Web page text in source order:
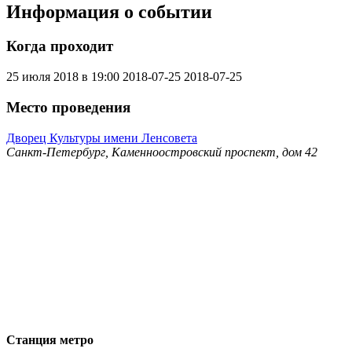
Информация о событии
Когда проходит
25 июля 2018 в 19:00 2018-07-25 2018-07-25
Место проведения
Дворец Культуры имени Ленсовета
Санкт-Петербург, Каменноостровский проспект, дом 42
Станция метро